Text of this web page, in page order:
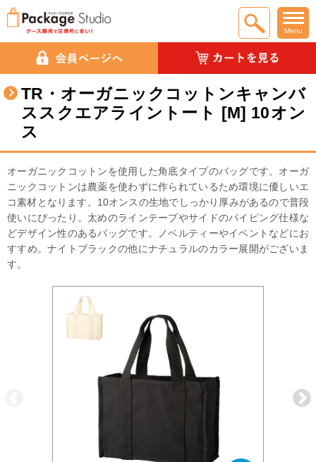
Menu
TR・オーガニックコットンキャンバ
ススクエアライントート [M] 10オン
ス
オーガニックコットンを使用した角底タイプのバッグです。オーガ
ニックコットンは農薬を使わずに作られているため環境に優しいエ
コ素材となります。10オンスの生地でしっかり厚みがあるので普段
使いにぴったり。太めのラインテープやサイドのパイピング仕様な
どデザイン性のあるバッグです。ノベルティーやイベントなどにお
すすめ。ナイトブラックの他にナチュラルのカラー展開がございま
す。